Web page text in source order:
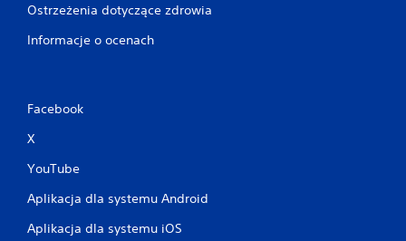
Ostrzeżenia dotyczące zdrowia
Informacje o ocenach
Facebook
X
YouTube
Aplikacja dla systemu Android
Aplikacja dla systemu iOS